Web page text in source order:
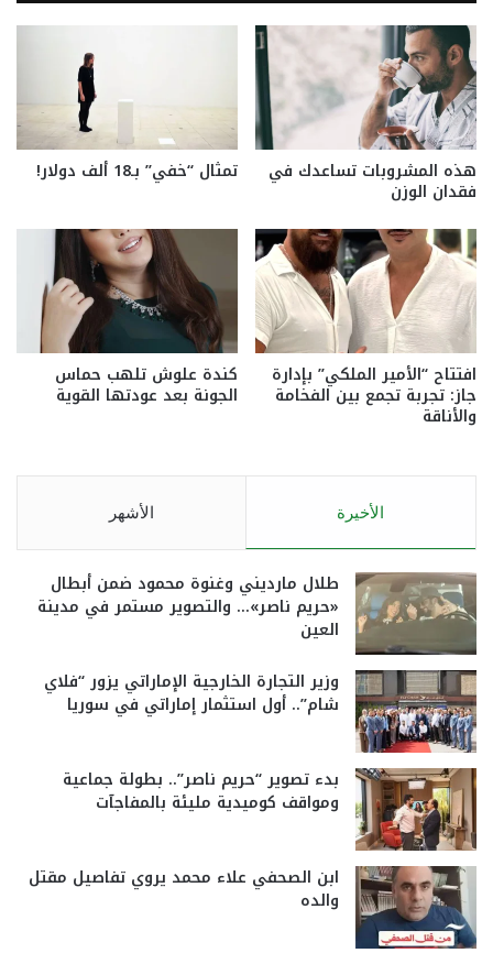
هذه المشروبات تساعدك في
فقدان الوزن
تمثال “خفي” بـ18 ألف دولار!
افتتاح “الأمير الملكي” بإدارة
جاز: تجربة تجمع بين الفخامة
والأناقة
كندة علوش تلهب حماس
الجونة بعد عودتها القوية
الأخيرة الأشهر
طلال مارديني وغنوة محمود ضمن أبطال
«حريم ناصر»… والتصوير مستمر في مدينة
العين
وزير التجارة الخارجية الإماراتي يزور “فلاي
شام”.. أول استثمار إماراتي في سوريا
بدء تصوير “حريم ناصر”.. بطولة جماعية
ومواقف كوميدية مليئة بالمفاجآت
ابن الصحفي علاء محمد يروي تفاصيل مقتل
والده